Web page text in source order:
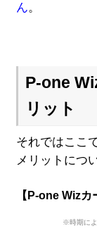
ん。
P-one
リット
それではここ
メリットにつ
【P-one Wizカ
※時期に